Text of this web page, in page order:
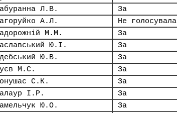
Л.В.
За
А.Л.
Не голосувала
М.М.
За
Ю.І.
За
Ю.В.
За
М.С.
За
С.К.
За
І.Р.
За
Ю.О.
За